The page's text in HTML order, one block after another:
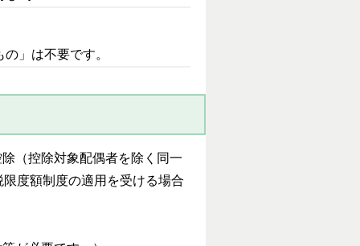
」は不要です。
（控除対象配偶者を除く同一
度額制度の適用を受ける場合